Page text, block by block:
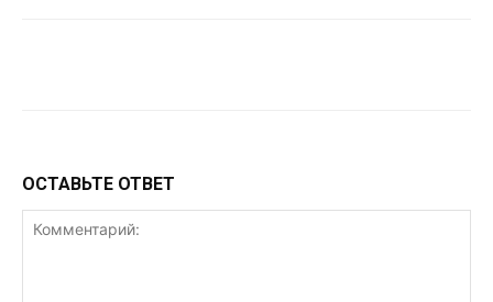
ОСТАВЬТЕ ОТВЕТ